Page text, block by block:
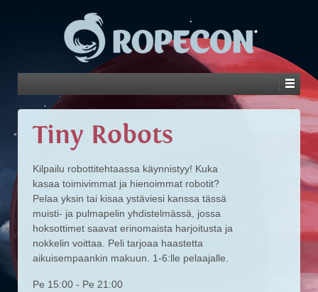
Tiny Robots
Kilpailu robottitehtaassa käynnistyy! Kuka
kasaa toimivimmat ja hienoimmat robotit?
Pelaa yksin tai kisaa ystäviesi kanssa tässä
muisti- ja pulmapelin yhdistelmässä, jossa
hoksottimet saavat erinomaista harjoitusta ja
nokkelin voittaa. Peli tarjoaa haastetta
aikuisempaankin makuun. 1-6:lle pelaajalle.
Pe 15:00 - Pe 21:00